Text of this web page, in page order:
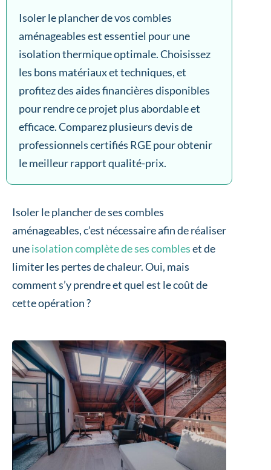
Isoler le plancher de vos combles
aménageables est essentiel pour une
isolation thermique optimale. Choisissez
les bons matériaux et techniques, et
profitez des aides financières disponibles
pour rendre ce projet plus abordable et
efficace. Comparez plusieurs devis de
professionnels certifiés RGE pour obtenir
le meilleur rapport qualité-prix.
Isoler le plancher de ses combles
aménageables, c’est nécessaire afin de réaliser
uneisolation complète de ses combleset de
limiter les pertes de chaleur. Oui, mais
comment s’y prendre et quel est le coût de
cette opération ?